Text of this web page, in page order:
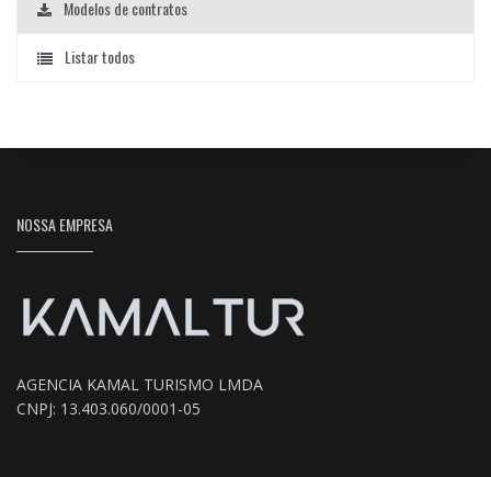
Modelos de contratos
Listar todos
NOSSA EMPRESA
AGENCIA KAMAL TURISMO LMDA
CNPJ: 13.403.060/0001-05